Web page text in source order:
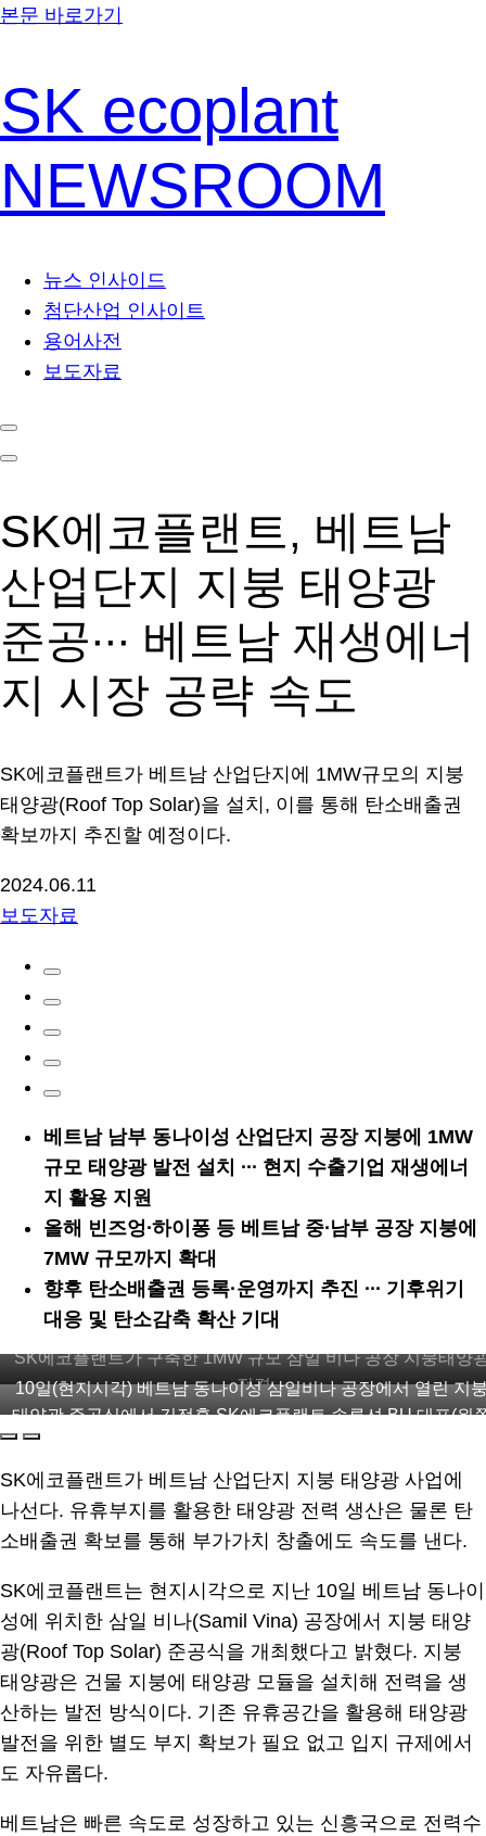
본문 바로가기
SK ecoplant
NEWSROOM
뉴스 인사이드
첨단산업 인사이트
용어사전
보도자료
SK에코플랜트, 베트남
산업단지 지붕 태양광
준공∙∙∙ 베트남 재생에너
지 시장 공략 속도
SK에코플랜트가 베트남 산업단지에 1MW규모의 지붕
태양광(Roof Top Solar)을 설치, 이를 통해 탄소배출권
확보까지 추진할 예정이다.
2024.06.11
보도자료
베트남 남부 동나이성 산업단지 공장 지붕에 1MW
규모 태양광 발전 설치 ∙∙∙ 현지 수출기업 재생에너
지 활용 지원
올해 빈즈엉∙하이퐁 등 베트남 중∙남부 공장 지붕에
7MW 규모까지 확대
향후 탄소배출권 등록·운영까지 추진 ∙∙∙ 기후위기
대응 및 탄소감축 확산 기대
SK에코플랜트가 구축한 1MW 규모 삼일 비나 공장 지붕태양
전경
10일(현지시각) 베트남 동나이성 삼일비나 공장에서 열린 지
태양광 준공식에서 김정훈 SK에코플랜트 솔루션 BU 대표(왼
네번째)과 이상훈 삼일비나 법인장(왼쪽 세번째)을 비롯한 관
자들이 기념촬영을 하고 있다.
SK에코플랜트가 베트남 산업단지 지붕 태양광 사업에
나선다. 유휴부지를 활용한 태양광 전력 생산은 물론 탄
소배출권 확보를 통해 부가가치 창출에도 속도를 낸다.
SK에코플랜트는 현지시각으로 지난 10일 베트남 동나이
성에 위치한 삼일 비나(Samil Vina) 공장에서 지붕 태양
광(Roof Top Solar) 준공식을 개최했다고 밝혔다. 지붕
태양광은 건물 지붕에 태양광 모듈을 설치해 전력을 생
산하는 발전 방식이다. 기존 유휴공간을 활용해 태양광
발전을 위한 별도 부지 확보가 필요 없고 입지 규제에서
도 자유롭다.
베트남은 빠른 속도로 성장하고 있는 신흥국으로 전력수